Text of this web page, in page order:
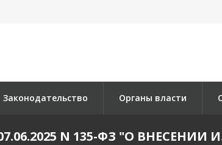
Законодательство Органы власти
N 135-ФЗ "О